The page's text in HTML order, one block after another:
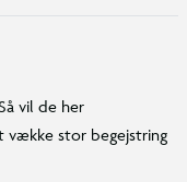
vil de her
vække stor begejstring